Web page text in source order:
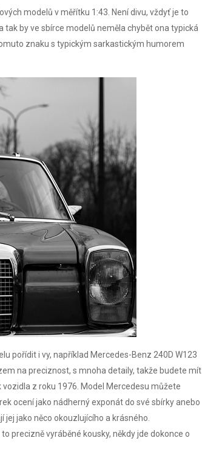
modelů v měřítku 1:43. Není divu, vždyť je to
by ve sbírce modelů neměla chybět ona typická
znaku s typickým sarkastickým humorem
pořídit i vy, například Mercedes-Benz 240D W123
na preciznost, s mnoha detaily, takže budete mít
z roku 1976. Model Mercedesu můžete
ocení jako nádherný exponát do své sbírky anebo
jako něco okouzlujícího a krásného.
precizně vyráběné kousky, někdy jde dokonce o